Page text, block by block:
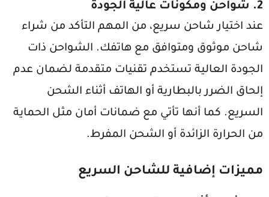
2.
شواحن ومكونات عالية الجودة
عند اختيار شاحن سريع، من المهم التأكد من شراء
شاحن موثوق ومتوافق مع هاتفك. الشواحن ذات
الجودة العالية تستخدم تقنيات متقدمة لضمان عدم
إلحاق الضرر بالبطارية أو الهاتف أثناء الشحن
السريع. كما أنها تأتي مع ضمانات أمان مثل الحماية
من الحرارة الزائدة أو الشحن المفرط.
مميزات إضافية للشاحن السريع